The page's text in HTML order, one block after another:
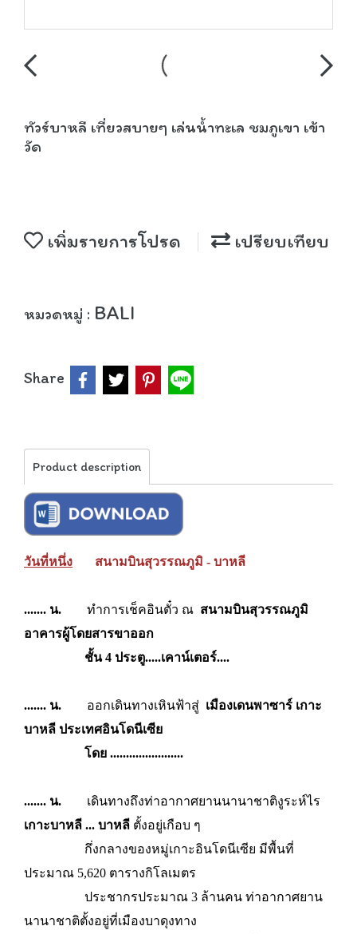
ทัวร์บาหลี เที่ยวสบายๆ เล่นน้ำทะเล ชมภูเขา เข้า
วัด
เพิ่มรายการโปรด เปรียบเทียบ
หมวดหมู่ : BALI
Share
Product description
วันที่หนึ่ง สนามบินสุวรรณภูมิ - บาหลี
....... น. ทำการเช็คอินตั๋ว ณ สนามบินสุวรรณภูมิ
อาคารผู้โดยสารขาออก
ชั้น 4 ประตู.....เคาน์เตอร์....
....... น. ออกเดินทางเหินฟ้าสู่ เมืองเดนพาซาร์ เกาะ
บาหลี ประเทศอินโดนีเซีย
โดย .......................
....... น. เดินทางถึงท่าอากาศยานนานาชาติงูระห์ไร
เกาะบาหลี ... บาหลี ตั้งอยู่เกือบ ๆ
กึ่งกลางของหมู่เกาะอินโดนีเซีย มีพื้นที่
ประมาณ 5,620 ตารางกิโลเมตร
ประชากรประมาณ 3 ล้านคน ท่าอากาศยาน
นานาชาติตั้งอยู่ที่เมืองบาดุงทาง